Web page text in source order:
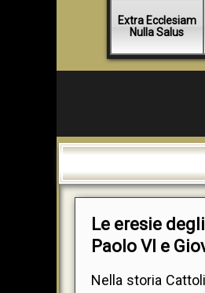
Extra Ecclesiam
Nulla Salus
Le eresie
Paolo VI e
Nella storia